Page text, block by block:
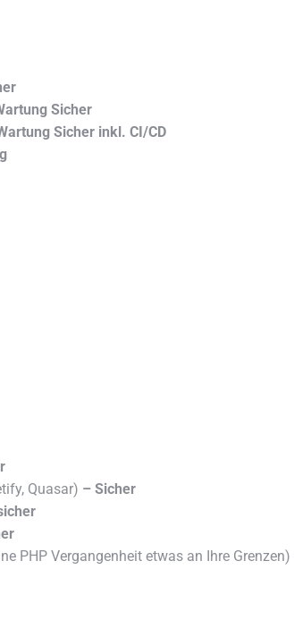
Sicher
Sicher inkl. CI/CD
Quasar) – Sicher
PHP Vergangenheit etwas an Ihre Grenzen)